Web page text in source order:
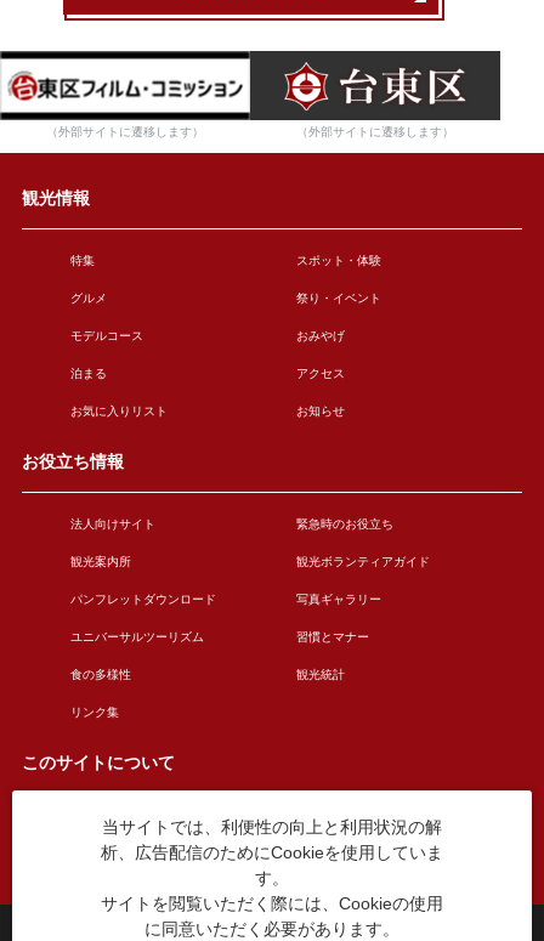
（外部サイトに遷移します） （外部サイトに遷移します）
観光情報
特集 スポット・体験
グルメ 祭り・イベント
モデルコース おみやげ
泊まる アクセス
お気に入りリスト お知らせ
お役立ち情報
法人向けサイト 緊急時のお役立ち
観光案内所 観光ボランティアガイド
パンフレットダウンロード 写真ギャラリー
ユニバーサルツーリズム 習慣とマナー
食の多様性 観光統計
リンク集
このサイトについて
このサイトについて 広告掲載について
お問い合わせ
台東区役所観光課
当サイトでは、利便性の向上と利用状況の解
析、広告配信のためにCookieを使用していま
す。
サイトを閲覧いただく際には、Cookieの使用
に同意いただく必要があります。